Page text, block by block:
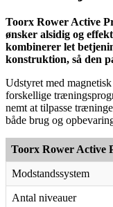
Toorx Rower Active
ønsker alsidig og
kombinerer let
konstruktion, så den
Udstyret med
forskellige
nemt at tilpasse
både brug og
Toorx Rower Active
Modstandssystem
Antal niveauer